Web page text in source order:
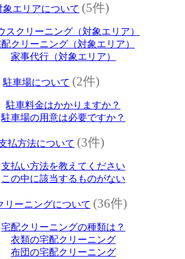
象エリアについて (5件)
スクリーニング（対象エリア）
クリーニング（対象エリア）
家事代行（対象エリア）
駐車場について (2件)
駐車料金はかかりますか？
駐車場の用意は必要ですか？
払方法について (3件)
支払い方法を教えてください
この中に該当するものがない
リーニングについて (36件)
宅配クリーニングの種類は？
衣類の宅配クリーニング
布団の宅配クリーニング